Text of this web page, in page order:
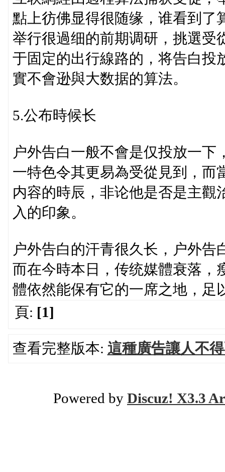
點上彷佛显得很随缘，谁看到了
举行很過细的前期调研，挑選受
于固定的出行線路的，将告白投
實不會逊與大数据的算法。
5.公布時候长
户外告白一般不會是仅投放一
一特色令其更易為受從見到，而
内容的時辰，非论他是否是主觀
入的印象。
户外告白的汗青很久长，户外
而在今時本日，传统媒體衰落，
體依然能保有它的一席之地，足
頁: [1]
查看完整版本: 這種廣告讓人不
Powered by Discuz! X3.3